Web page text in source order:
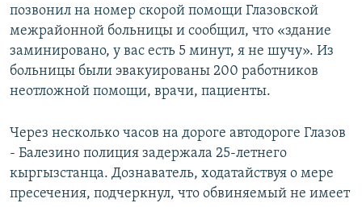
позвонил на номер скорой помощи Глазовской
межрайонной больницы и сообщил, что «здание
заминировано, у вас есть 5 минут, я не шучу». Из
больницы были эвакуированы 200 работников
неотложной помощи, врачи, пациенты.
Через несколько часов на дороге автодороге Глазов
- Балезино полиция задержала 25-летнего
кыргызстанца. Дознаватель, ходатайствуя о мере
пресечения, подчеркнул, что обвиняемый не имеет